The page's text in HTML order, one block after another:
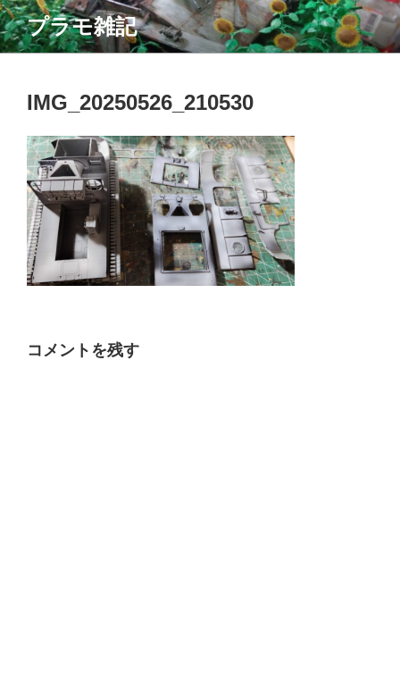
コ
ン
テ
プラモ雑記
IMG_20250526_210530
コメントを残す